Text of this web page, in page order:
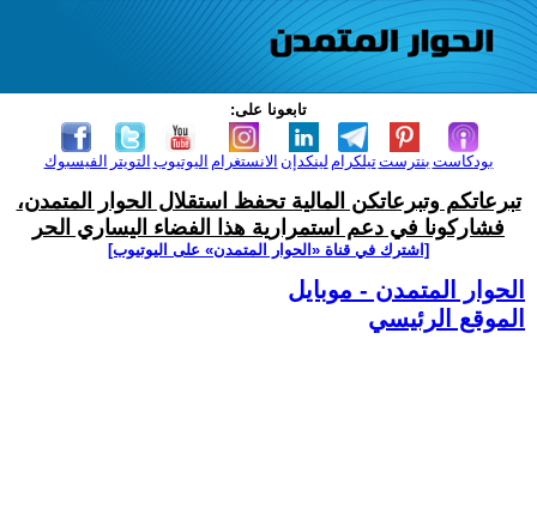
تابعونا على:
الفيسبوك التويتر اليوتيوب الانستغرام لينكدإن تيلكرامبنترست بودكاست
تبرعاتكم وتبرعاتكن المالية تحفظ استقلال الحوار المتمدن،
فشاركونا في دعم استمرارية هذا الفضاء اليساري الحر
[اشترك في قناة ‫«الحوار المتمدن» على اليوتيوب]
الحوار المتمدن - موبايل
الموقع الرئيسي